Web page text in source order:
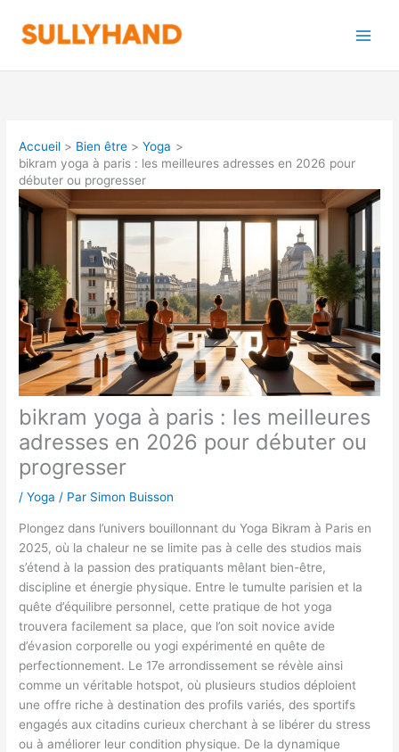
contenu
Accueil Bien être
Yoga
bikram yoga à paris : les meilleures adresses en 2026 pour
débuter ou progresser
bikram yoga à paris : les meilleures
adresses en 2026 pour débuter ou
progresser
/Yoga / Par Simon Buisson
Plongez dans l’univers bouillonnant du Yoga Bikram à Paris en
2025, où la chaleur ne se limite pas à celle des studios mais
s’étend à la passion des pratiquants mêlant bien-être,
discipline et énergie physique. Entre le tumulte parisien et la
quête d’équilibre personnel, cette pratique de hot yoga
trouvera facilement sa place, que l’on soit novice avide
d’évasion corporelle ou yogi expérimenté en quête de
perfectionnement. Le 17e arrondissement se révèle ainsi
comme un véritable hotspot, où plusieurs studios déploient
une offre riche à destination des profils variés, des sportifs
engagés aux citadins curieux cherchant à se libérer du stress
ou à améliorer leur condition physique. De la dynamique